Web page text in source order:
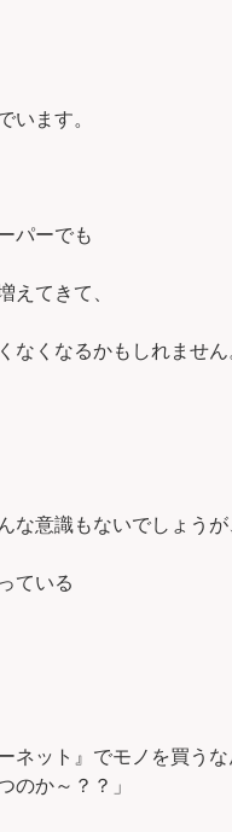
います。
パーでも
えてきて、
なくなるかもしれません
な意識もないでしょうが
ている
ネット』でモノを買うな
のか～？？」